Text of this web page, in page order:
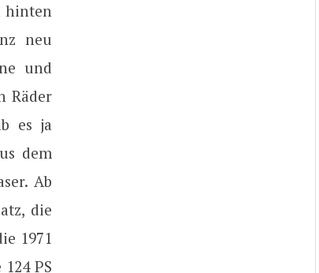
hinten
neu
und
Räder
es ja
dem
Ab
die
1971
PS